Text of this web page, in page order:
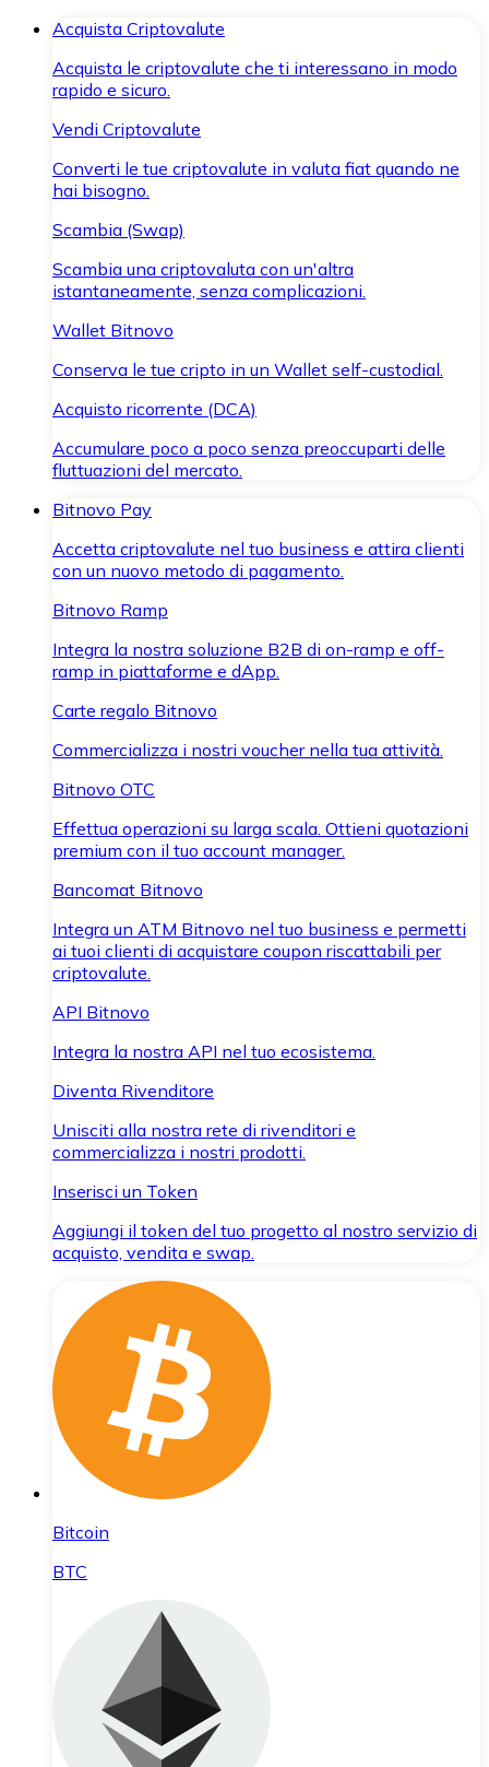
Acquista Criptovalute
Acquista le criptovalute che ti interessano in modo
rapido e sicuro.
Vendi Criptovalute
Converti le tue criptovalute in valuta fiat quando ne
hai bisogno.
Scambia (Swap)
Scambia una criptovaluta con un'altra
istantaneamente, senza complicazioni.
Wallet Bitnovo
Conserva le tue cripto in un Wallet self-custodial.
Acquisto ricorrente (DCA)
Accumulare poco a poco senza preoccuparti delle
fluttuazioni del mercato.
Bitnovo Pay
Accetta criptovalute nel tuo business e attira clienti
con un nuovo metodo di pagamento.
Bitnovo Ramp
Integra la nostra soluzione B2B di on-ramp e off-
ramp in piattaforme e dApp.
Carte regalo Bitnovo
Commercializza i nostri voucher nella tua attività.
Bitnovo OTC
Effettua operazioni su larga scala. Ottieni quotazioni
premium con il tuo account manager.
Bancomat Bitnovo
Integra un ATM Bitnovo nel tuo business e permetti
ai tuoi clienti di acquistare coupon riscattabili per
criptovalute.
API Bitnovo
Integra la nostra API nel tuo ecosistema.
Diventa Rivenditore
Unisciti alla nostra rete di rivenditori e
commercializza i nostri prodotti.
Inserisci un Token
Aggiungi il token del tuo progetto al nostro servizio di
acquisto, vendita e swap.
Bitcoin
BTC